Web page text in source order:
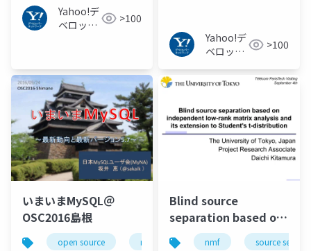
Yahoo!デ
ベロッパ
>100
Yahoo!デ
ベロッパ
ワーク
>100
いまいまMySQL＠
OSC2016島根
open source mysql osc
Blind source
separation based on
independent low-
nmf source